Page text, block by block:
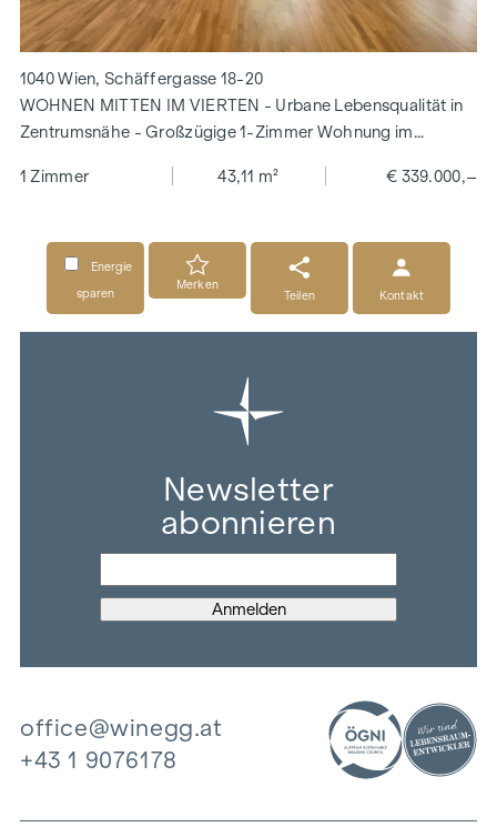
1040 Wien, Schäffergasse 18-20
WOHNEN MITTEN IM VIERTEN - Urbane Lebensqualität in
Zentrumsnähe - Großzügige 1-Zimmer Wohnung im
1 Zimmer
43,11 m² € 339.000,–
Energie
sparen
Merken
Teilen
Kontakt
Newsletter
abonnieren
office@winegg.at
+43 1 9076178